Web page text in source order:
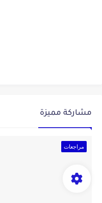
مشاركة مميزة
مراجعات